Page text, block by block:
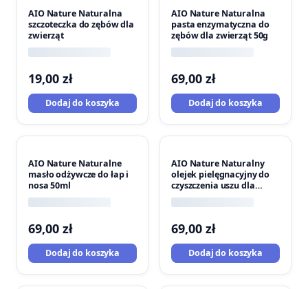
AIO Nature Naturalna
szczoteczka do zębów dla
zwierząt
19,00 zł
Dodaj do koszyka
AIO Nature Naturalna
pasta enzymatyczna do
zębów dla zwierząt 50g
69,00 zł
Dodaj do koszyka
AIO Nature Naturalne
masło odżywcze do łap i
nosa 50ml
69,00 zł
Dodaj do koszyka
AIO Nature Naturalny
olejek pielęgnacyjny do
czyszczenia uszu dla
zwierząt 50ml
69,00 zł
Dodaj do koszyka